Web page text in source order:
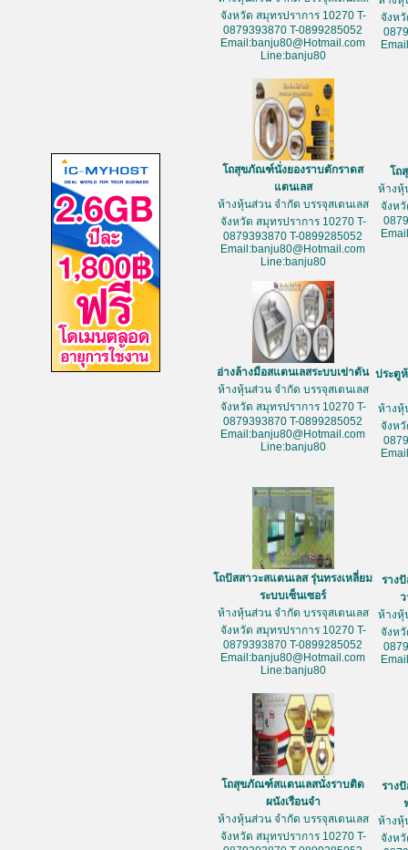
จังหวัด สมุทรปราการ 10270 T-
0879393870 T-0899285052
Email:banju80@Hotmail.com
Line:banju80
จังห
โถสุขภัณฑ์นั่งยองราบตักราดส
แตนเลส
ห้างหุ้นส่วน จำกัด บรรจุสเตนเลส
จังหวัด สมุทรปราการ 10270 T-
0879393870 T-0899285052
Email:banju80@Hotmail.com
Line:banju80
โถ
ห้างหุ้
จังห
อ่างล้างมือสแตนเลสระบบเข่าดัน
ห้างหุ้นส่วน จำกัด บรรจุสเตนเลส
จังหวัด สมุทรปราการ 10270 T-
0879393870 T-0899285052
Email:banju80@Hotmail.com
Line:banju80
ประตู
ห้างหุ้
จังห
โถปัสสาวะสแตนเลส รุ่นทรงเหลี่ยม
ระบบเซ็นเซอร์
ห้างหุ้นส่วน จำกัด บรรจุสเตนเลส
จังหวัด สมุทรปราการ 10270 T-
0879393870 T-0899285052
Email:banju80@Hotmail.com
Line:banju80
ราง
ห้างหุ้
จังห
โถสุขภัณฑ์สแตนเลสนั่งราบติด
ผนังเรือนจำ
ห้างหุ้นส่วน จำกัด บรรจุสเตนเลส
จังหวัด สมุทรปราการ 10270 T-
ราง
ห้างหุ้
จังห